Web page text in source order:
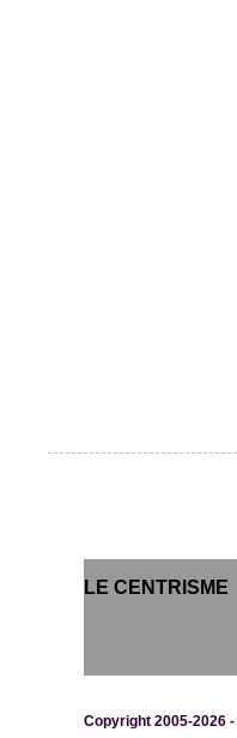
LE CENTRISME
Copyright 2005-2026 -